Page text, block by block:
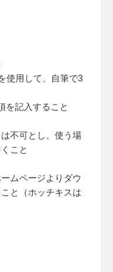
使用して、自筆で3
を記入すること
不可とし、使う場
こと
ムページよりダウ
と（ホッチキスは